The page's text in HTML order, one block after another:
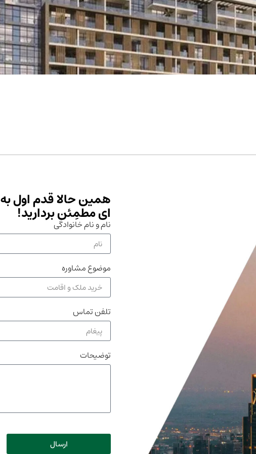
همین حالا قدم اول
ای مطمِئن بردارید!
نام و نام خانوادگی
موضوع مشاوره
تلفن تماس
توضیحات
ارسال